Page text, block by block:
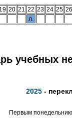
19 20 21 22 23 24 25 26
л.
учебных
2025 -
Первым